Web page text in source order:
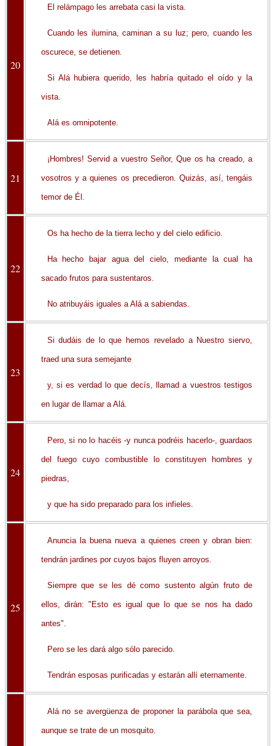
20
El relámpago les arrebata casi la vista.
Cuando les ilumina, caminan a su luz; pero, cuando les
oscurece, se detienen.
Si Alá hubiera querido, les habría quitado el oído y la
vista.
Alá es omnipotente.
21
¡Hombres! Servid a vuestro Señor, Que os ha creado, a
vosotros y a quienes os precedieron. Quizás, así, tengáis
temor de Él.
22
Os ha hecho de la tierra lecho y del cielo edificio.
Ha hecho bajar agua del cielo, mediante la cual ha
sacado frutos para sustentaros.
No atribuyáis iguales a Alá a sabiendas.
23
Si dudáis de lo que hemos revelado a Nuestro siervo,
traed una sura semejante
y, si es verdad lo que decís, llamad a vuestros testigos
en lugar de llamar a Alá.
24
Pero, si no lo hacéis -y nunca podréis hacerlo-, guardaos
del fuego cuyo combustible lo constituyen hombres y
piedras,
y que ha sido preparado para los infieles.
25
Anuncia la buena nueva a quienes creen y obran bien:
tendrán jardines por cuyos bajos fluyen arroyos.
Siempre que se les dé como sustento algún fruto de
ellos, dirán: "Esto es igual que lo que se nos ha dado
antes".
Pero se les dará algo sólo parecido.
Tendrán esposas purificadas y estarán allí eternamente.
Alá no se avergüenza de proponer la parábola que sea,
aunque se trate de un mosquito.